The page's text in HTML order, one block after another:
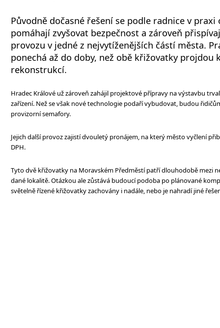
Původně dočasné řešení se podle radnice v praxi
pomáhají zvyšovat bezpečnost a zároveň
provozu v jedné z nejvytíženějších částí města.
ponechá až do doby, než obě křižovatky projdou
rekonstrukcí.
Hradec Králové už zároveň zahájil projektové přípravy na výstavbu
zařízení. Než se však nové technologie podaří vybudovat, budou
provizorní semafory.
Jejich další provoz zajistí dvouletý pronájem, na který město vyčlení
DPH.
Tyto dvě křižovatky na Moravském Předměstí patří dlouhodobě mezi
dané lokalitě. Otázkou ale zůstává budoucí podoba po plánované
světelně řízené křižovatky zachovány i nadále, nebo je nahradí jiné